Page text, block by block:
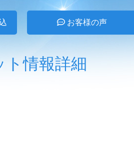
ップロードいたしました。
お客様の声
ト情報詳細